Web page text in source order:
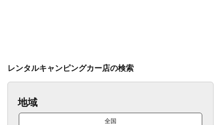
レンタルキャンピングカー店の検索
地域
全国